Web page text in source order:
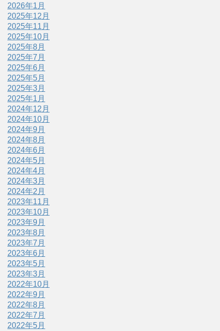
2026年1月
2025年12月
2025年11月
2025年10月
2025年8月
2025年7月
2025年6月
2025年5月
2025年3月
2025年1月
2024年12月
2024年10月
2024年9月
2024年8月
2024年6月
2024年5月
2024年4月
2024年3月
2024年2月
2023年11月
2023年10月
2023年9月
2023年8月
2023年7月
2023年6月
2023年5月
2023年3月
2022年10月
2022年9月
2022年8月
2022年7月
2022年5月